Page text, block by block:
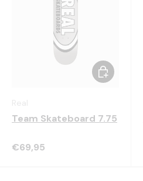
Team Skateboard 7.75
€69,95
Scegli